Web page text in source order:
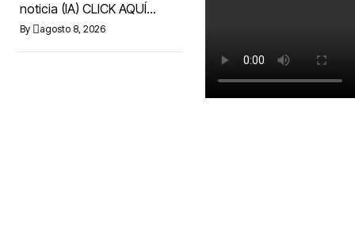
noticia (IA) CLICK AQUÍ...
By agosto 8, 2026